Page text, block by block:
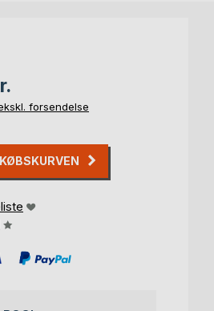
forsendelse